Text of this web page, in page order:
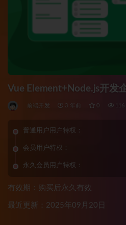
Vue Element+Node.js开发
前端开发 3 年前 0 116
普通用户用户特权：
会员用户特权：
永久会员用户特权：
有效期：购买后永久有效
最近更新：2025年09月20日